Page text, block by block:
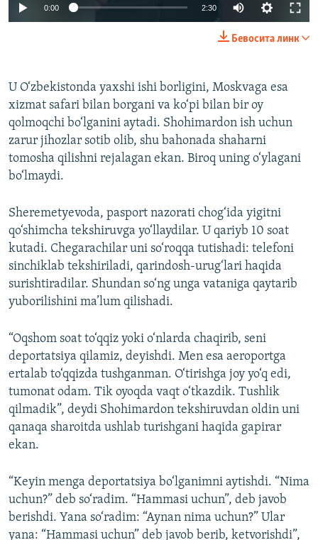
720p 1080p
0:00 2:30
720p
1080p
Бевосита линк
U O‘zbekistonda yaxshi ishi borligini, Moskvaga esa
xizmat safari bilan borgani va ko‘pi bilan bir oy
qolmoqchi bo‘lganini aytadi. Shohimardon ish uchun
zarur jihozlar sotib olib, shu bahonada shaharni
tomosha qilishni rejalagan ekan. Biroq uning o‘ylagani
bo‘lmaydi.
Sheremetyevoda, pasport nazorati chog‘ida yigitni
qo‘shimcha tekshiruvga yo‘llaydilar. U qariyb 10 soat
kutadi. Chegarachilar uni so‘roqqa tutishadi: telefoni
sinchiklab tekshiriladi, qarindosh-urug‘lari haqida
surishtiradilar. Shundan so‘ng unga vataniga qaytarib
yuborilishini ma’lum qilishadi.
“Oqshom soat to‘qqiz yoki o‘nlarda chaqirib, seni
deportatsiya qilamiz, deyishdi. Men esa aeroportga
ertalab to‘qqizda tushganman. O‘tirishga joy yo‘q edi,
tumonat odam. Tik oyoqda vaqt o‘tkazdik. Tushlik
qilmadik”, deydi Shohimardon tekshiruvdan oldin uni
qanaqa sharoitda ushlab turishgani haqida gapirar
ekan.
“Keyin menga deportatsiya bo‘lganimni aytishdi. “Nima
uchun?” deb so‘radim. “Hammasi uchun”, deb javob
berishdi. Yana so‘radim: “Aynan nima uchun?” Ular
yana: “Hammasi uchun” deb javob berib, ketvorishdi”,